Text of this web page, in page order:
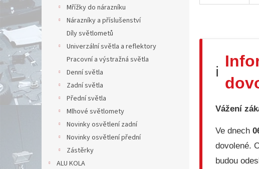
Mřížky do nárazníku
Nárazníky a příslušenství
Díly světlometů
Univerzální světla a reflektory
Pracovní a výstražná světla
Denní světla
Zadní světla
Přední světla
Mlhové světlomety
Novinky osvětlení zadní
Novinky osvětlení přední
Zástěrky
ALU KOLA
ℹ️
Vážení
Ve dnech
dovolené.
budou